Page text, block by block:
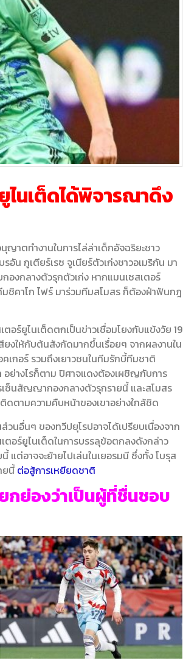
นเต็ดได้พิจารณาดึง
ญาตทำงานในการไล่ล่าเด็กอัจฉริยะชาว
น กูเตียร์เรซ จูเนียร์ตัวเก่งชาวอเมริกัน มา
งกลางตัวรุกตัวเก่ง หากแมนเชสเตอร์
มชิคาโก ไฟร์ มาร่วมทีมสโมสร ก็ต้องฝ่าฟันกฎ
ตอร์ยูไนเต็ดตกเป็นข่าวเชื่อมโยงกับแข้งวัย 19
ยงให้กับต้นสังกัดมากขึ้นเรื่อยๆ จากผลงานใน
คเกอร์ รวมถึงเยาวชนในทีมรักบี้ทีมชาติ
อย่างไรก็ตาม ปิศาจแดงต้องเผชิญกับการ
เซ็นสัญญากองกลางตัวรุกรายนี้ และสโมสร
ดตามความคืบหน้าของเขาอย่างใกล้ชิด
ส่วนอื่นๆ ของทวีปยุโรปอาจได้เปรียบเนื่องจาก
อร์ยูไนเต็ดในการบรรลุข้อตกลงดังกล่าว
แต่อาจจะย้ายไปเล่นในเยอรมนี ซึ่งทั้ง โบรุส
ยนี้ต่อสู้การเหยียดชาติ
กย่องว่าเป็นผู้ที่ชื่นชอบ